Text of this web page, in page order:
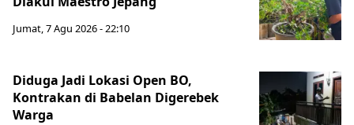
Jumat, 7 Agu 2026 - 22:10
Diduga Jadi Lokasi Open BO,
Kontrakan di Babelan Digerebek
Warga